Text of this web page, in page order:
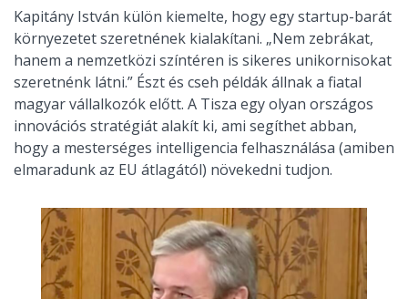
Kapitány István külön kiemelte, hogy egy startup-barát
környezetet szeretnének kialakítani. „Nem zebrákat,
hanem a nemzetközi színtéren is sikeres unikornisokat
szeretnénk látni.” Észt és cseh példák állnak a fiatal
magyar vállalkozók előtt. A Tisza egy olyan országos
innovációs stratégiát alakít ki, ami segíthet abban,
hogy a mesterséges intelligencia felhasználása (amiben
elmaradunk az EU átlagától) növekedni tudjon.